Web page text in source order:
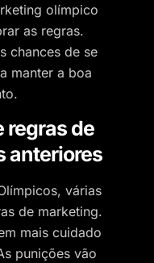
olímpico
as regras.
chances de se
manter a boa
regras de
anteriores
várias
de marketing.
mais cuidado
punições vão